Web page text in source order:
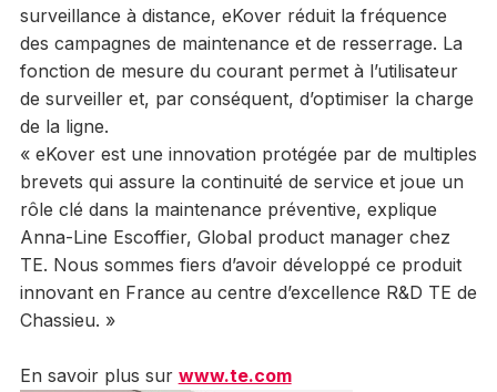
surveillance à distance, eKover réduit la fréquence
des campagnes de maintenance et de resserrage. La
fonction de mesure du courant permet à l’utilisateur
de surveiller et, par conséquent, d’optimiser la charge
de la ligne.
« eKover est une innovation protégée par de multiples
brevets qui assure la continuité de service et joue un
rôle clé dans la maintenance préventive, explique
Anna-Line Escoffier, Global product manager chez
TE. Nous sommes fiers d’avoir développé ce produit
innovant en France au centre d’excellence R&D TE de
Chassieu. »
En savoir plus sur www.te.com